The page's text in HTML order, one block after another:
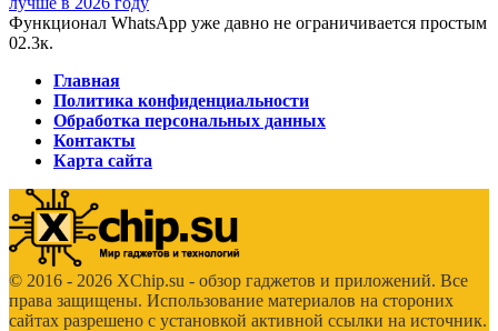
Функционал WhatsApp уже давно не ограничивается простым
02.3к.
Главная
Политика конфиденциальности
Обработка персональных данных
Контакты
Карта сайта
© 2016 - 2026 XChip.su - обзор гаджетов и приложений. Все
права защищены. Использование материалов на стороних
сайтах разрешено с установкой активной ссылки на источник.